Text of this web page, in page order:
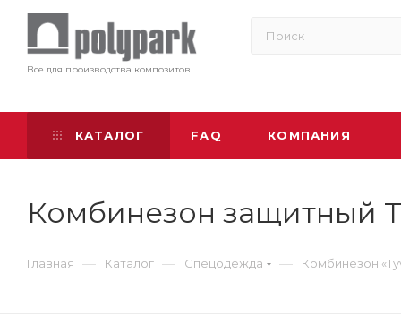
Все для производства композитов
КАТАЛОГ FAQ КОМПАНИЯ
Комбинезон защитный
Главная — Каталог — Спецодежда — Комбинезон